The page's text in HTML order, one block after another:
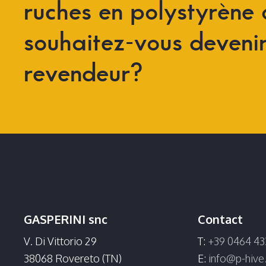
ruches en polystyrène
souhaitez-vous
revendeur?
GASPERINI snc
V. Di Vittorio 29
38068 Rovereto (TN)
Contact
T: +39 0464
E: info@p-